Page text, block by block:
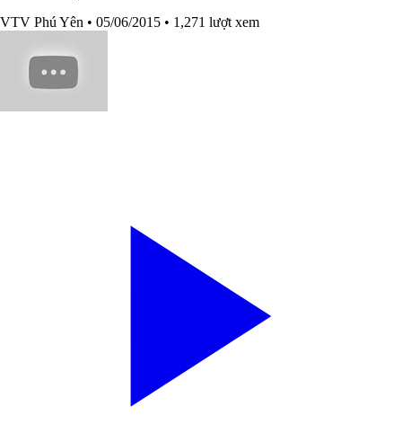
VTV Phú Yên • 05/06/2015 • 1,271 lượt xem